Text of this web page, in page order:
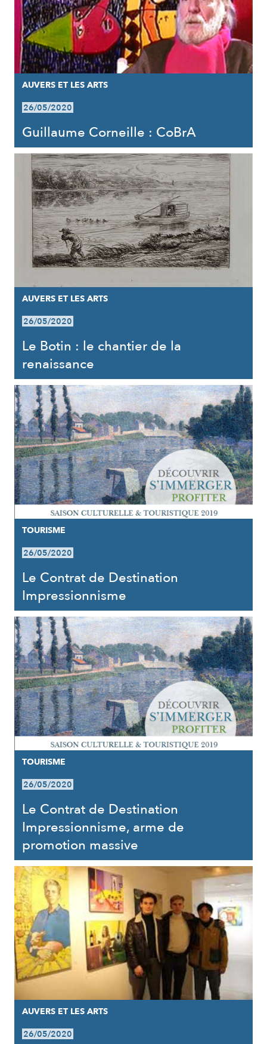
AUVERS ET LES ARTS
26/05/2020
Guillaume Corneille : CoBrA
AUVERS ET LES ARTS
26/05/2020
Le Botin : le chantier de la
renaissance
TOURISME
26/05/2020
Le Contrat de Destination
Impressionnisme
TOURISME
26/05/2020
Le Contrat de Destination
Impressionnisme, arme de
promotion massive
AUVERS ET LES ARTS
26/05/2020